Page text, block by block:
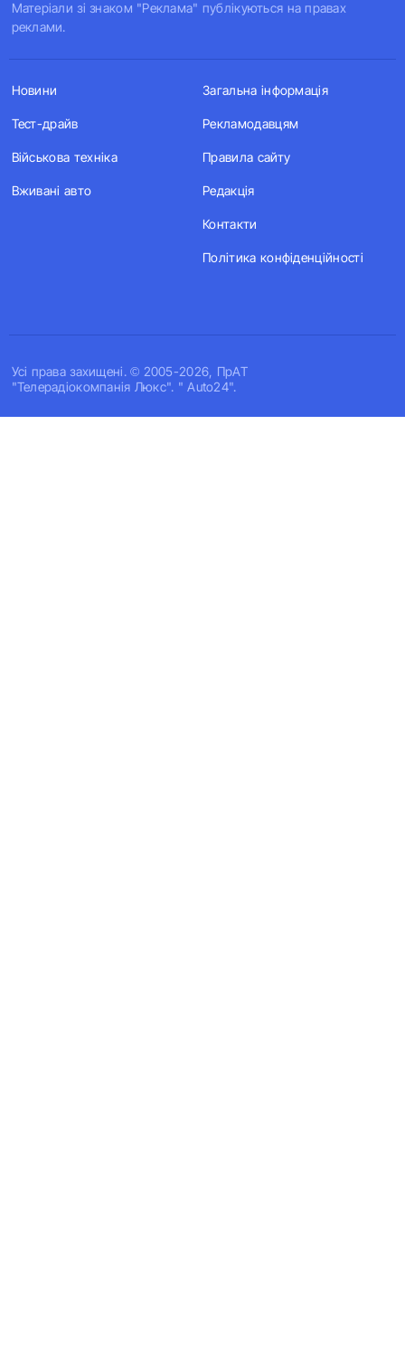
Матеріали зі знаком "Реклама" публікуються на правах
реклами.
Усi права захищенi. © 2005-2026, ПрАТ
"Телерадіокомпанія Люкс". " Auto24".
Новини
Тест-драйв
Військова техніка
Вживані авто
Загальна інформація
Рекламодавцям
Правила сайту
Редакція
Контакти
Політика конфіденційності